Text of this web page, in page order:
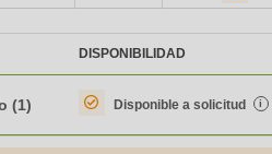
DISPONIBILIDAD
(1) Disponible a solicitud i